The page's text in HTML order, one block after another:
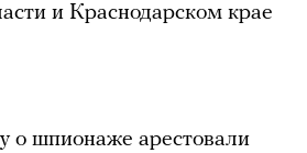
и Краснодарском крае
о шпионаже арестовали